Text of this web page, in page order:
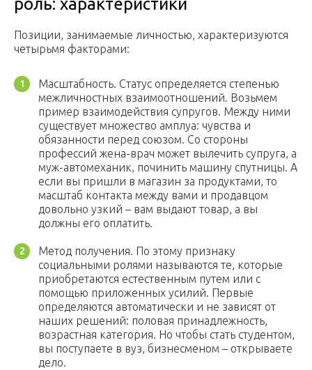
роль: характеристики
Позиции, занимаемые личностью, характеризуются
четырьмя факторами:
Масштабность. Статус определяется степенью
межличностных взаимоотношений. Возьмем
пример взаимодействия супругов. Между ними
существует множество амплуа: чувства и
обязанности перед союзом. Со стороны
профессий жена-врач может вылечить супруга, а
муж-автомеханик, починить машину спутницы. А
если вы пришли в магазин за продуктами, то
масштаб контакта между вами и продавцом
довольно узкий – вам выдают товар, а вы
должны его оплатить.
Метод получения. По этому признаку
социальными ролями называются те, которые
приобретаются естественным путем или с
помощью приложенных усилий. Первые
определяются автоматически и не зависят от
наших решений: половая принадлежность,
возрастная категория. Но чтобы стать студентом,
вы поступаете в вуз, бизнесменом – открываете
дело.